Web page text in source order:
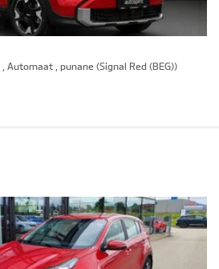
Automaat , punane (Signal Red (BEG))